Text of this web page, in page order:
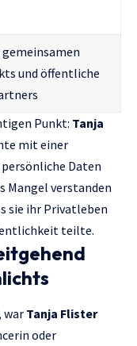
und öffentliche
Punkt: Tanja
mit einer
Daten
Mangel verstanden
sie ihr Privatleben
teilte.
war Tanja Flister
oder